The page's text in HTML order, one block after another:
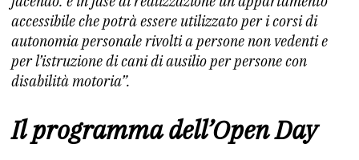
accessibile che potrà essere utilizzato per i corsi di
autonomia personale rivolti a persone non vedenti e
per l’istruzione di cani di ausilio per persone con
disabilità motoria”.
Il programma dell’Open Day